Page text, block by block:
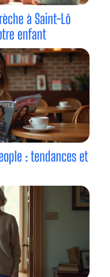
à Saint-Lô
enfant
: tendances et